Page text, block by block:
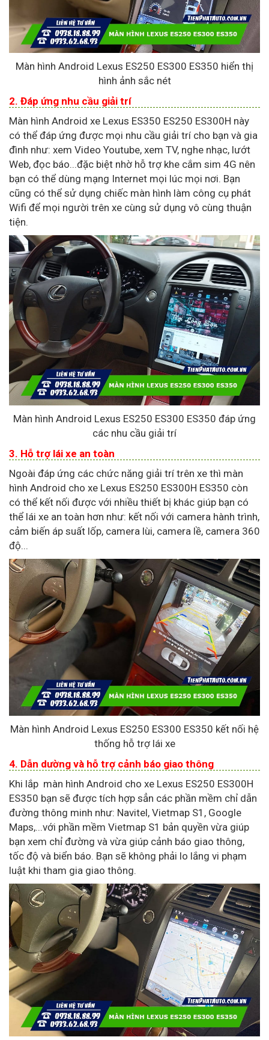
Màn hình Android Lexus ES250 ES300 ES350 hiển thị
hình ảnh sắc nét
2. Đáp ứng nhu cầu giải trí
Màn hình Android xe Lexus ES350 ES250 ES300H này
có thể đáp ứng được mọi nhu cầu giải trí cho bạn và gia
đình như: xem Video Youtube, xem TV, nghe nhạc, lướt
Web, đọc báo...đặc biệt nhờ hỗ trợ khe cắm sim 4G nên
bạn có thể dùng mạng Internet mọi lúc mọi nơi. Bạn
cũng có thể sử dụng chiếc màn hình làm công cụ phát
Wifi để mọi người trên xe cùng sử dụng vô cùng thuận
tiện.
Màn hình Android Lexus ES250 ES300 ES350 đáp ứng
các nhu cầu giải trí
3. Hỗ trợ lái xe an toàn
Ngoài đáp ứng các chức năng giải trí trên xe thì màn
hình Android cho xe Lexus ES250 ES300H ES350 còn
có thể kết nối được với nhiều thiết bị khác giúp bạn có
thể lái xe an toàn hơn như: kết nối với camera hành trình,
cảm biến áp suất lốp, camera lùi, camera lề, camera 360
độ...
Màn hình Android Lexus ES250 ES300 ES350 kết nối hệ
thống hỗ trợ lái xe
4. Dẫn dường và hỗ trợ cảnh báo giao thông
Khi lắp màn hình Android cho xe Lexus ES250 ES300H
ES350 bạn sẽ được tích hợp sẳn các phần mềm chỉ dẫn
đường thông minh như: Navitel, Vietmap S1, Google
Maps,...với phần mềm Vietmap S1 bản quyền vừa giúp
bạn xem chỉ đường và vừa giúp cảnh báo giao thông,
tốc độ và biển báo. Bạn sẽ không phải lo lắng vi phạm
luật khi tham gia giao thông.